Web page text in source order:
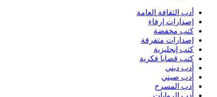
أدب الثقافة العامة
إصدارات إرفاء
كتب مخفضة
إصدارات متفرقة
كتب إنجليزية
كتب قضايا فكرية
أدب ديني
أدب صيني
أدب المسرح
أدب الروايات